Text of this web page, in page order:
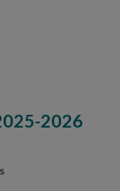
2026